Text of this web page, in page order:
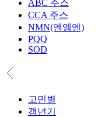
ABC 주스
CCA 주스
NMN(엔엠엔)
PQQ
SOD
고민별
갱년기